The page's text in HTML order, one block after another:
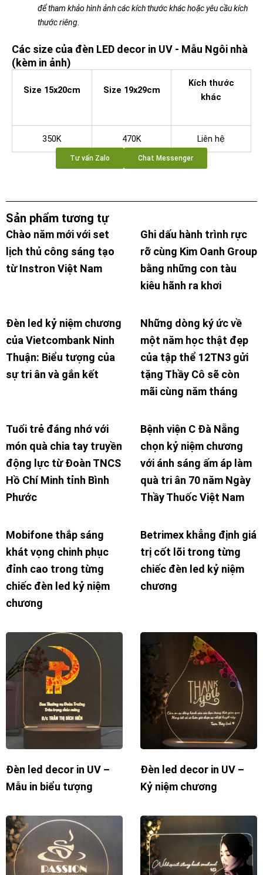
để tham khảo hình ảnh các kích thước khác hoặc yêu cầu kích
thước riêng.
Các size của đèn LED decor in UV - Mẫu Ngôi nhà
(kèm in ảnh)
Size 15x20cm Size 19x29cm
Kích thước
khác
350K 470K Liên hệ
Tư vấn Zalo Chat Messenger
Sản phẩm tương tự
Chào năm mới với set
lịch thủ công sáng tạo
từ Instron Việt Nam
Ghi dấu hành trình rực
rỡ cùng Kim Oanh Group
bằng những con tàu
kiêu hãnh ra khơi
Đèn led kỷ niệm chương
của Vietcombank Ninh
Thuận: Biểu tượng của
sự tri ân và gắn kết
Những dòng ký ức về
một năm học thật đẹp
của tập thể 12TN3 gửi
tặng Thầy Cô sẽ còn
mãi cùng năm tháng
Tuổi trẻ đáng nhớ với
món quà chia tay truyền
động lực từ Đoàn TNCS
Hồ Chí Minh tỉnh Bình
Phước
Bệnh viện C Đà Nẵng
chọn kỷ niệm chương
với ánh sáng ấm áp làm
quà tri ân 70 năm Ngày
Thầy Thuốc Việt Nam
Mobifone thắp sáng
khát vọng chinh phục
đỉnh cao trong từng
chiếc đèn led kỷ niệm
chương
Betrimex khẳng định giá
trị cốt lõi trong từng
chiếc đèn led kỷ niệm
chương
Đèn led decor in UV –
Mẫu in biểu tượng
Đèn led decor in UV –
Kỷ niệm chương